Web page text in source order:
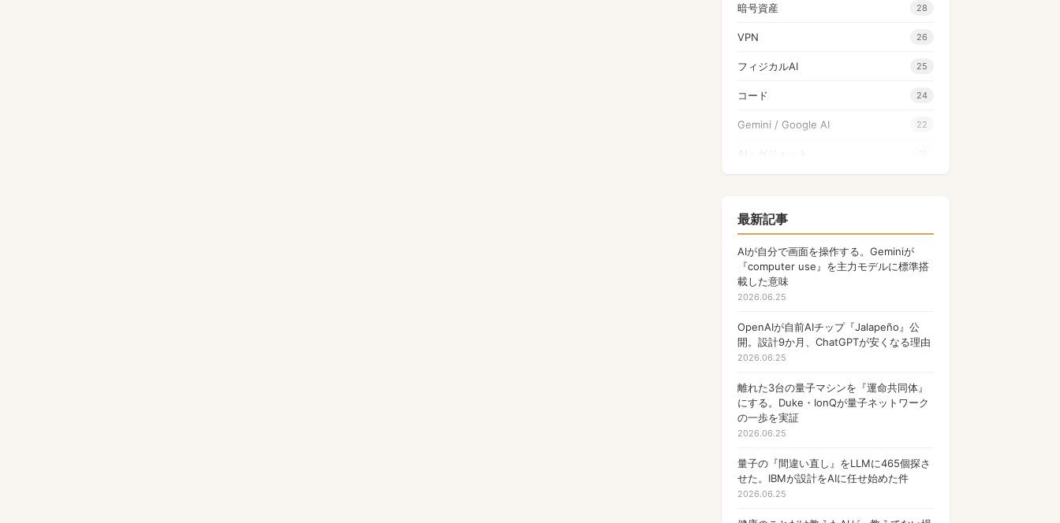
暗号資産 28
VPN 26
フィジカルAI 25
コード 24
Gemini / Google AI 22
AI・ガジェット
Apple
OpenAI 17
PHP
Gamefi
ウォレット
Anthropic
マルチバイト文字列
国内ガジェット新発売
最新記事
AIが自分で画面を操作する。Geminiが
『computer use』を主力モデルに標準搭
載した意味
2026.06.25
OpenAIが自前AIチップ『Jalapeño』公
開。設計9か月、ChatGPTが安くなる理由
2026.06.25
離れた3台の量子マシンを『運命共同体』
にする。Duke・IonQが量子ネットワーク
の一歩を実証
2026.06.25
量子の『間違い直し』をLLMに465個探さ
せた。IBMが設計をAIに任せ始めた件
2026.06.25